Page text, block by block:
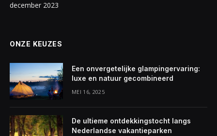
december 2023
ONZE KEUZES
Een onvergetelijke glampingervaring:
luxe en natuur gecombineerd
MEI 16, 2025
De ultieme ontdekkingstocht langs
Nederlandse vakantieparken